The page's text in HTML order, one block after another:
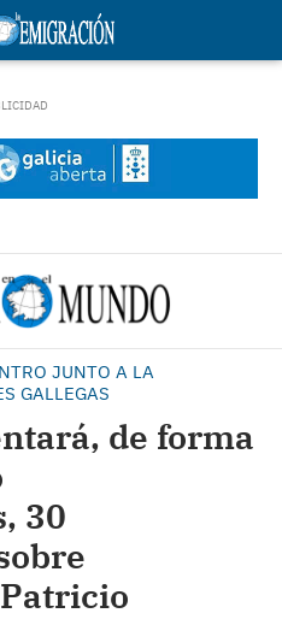
JUNTO A LA
GALLEGAS
de forma
30